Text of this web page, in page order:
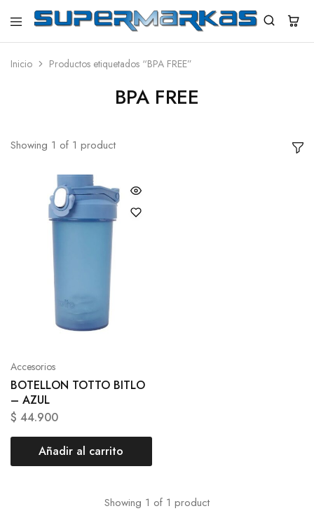
SuperMarkas
Ropa
con
Inicio Productos etiquetados “BPA FREE”
BPA FREE
Showing 1 of 1 product
Accesorios
BOTELLON TOTTO BITLO
– AZUL
$ 44.900
Añadir al carrito
Showing 1 of 1 product